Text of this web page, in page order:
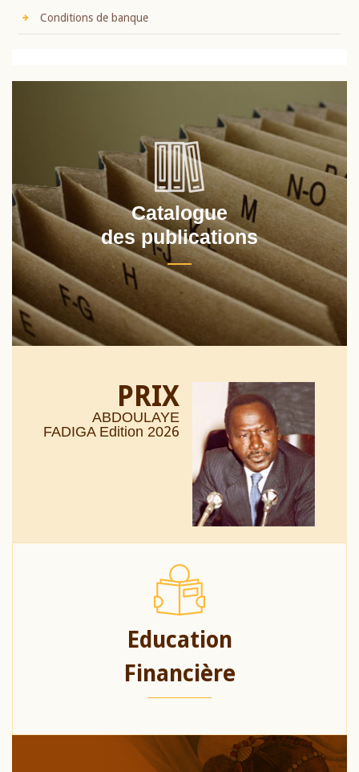
Conditions de banque
Catalogue
des publications
PRIX
ABDOULAYE
FADIGA Edition 2026
Education
Financière